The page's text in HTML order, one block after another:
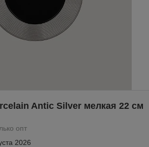
Antic Silver мелкая 22 см
опт
2026